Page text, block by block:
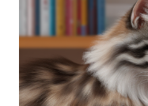
a
t
s